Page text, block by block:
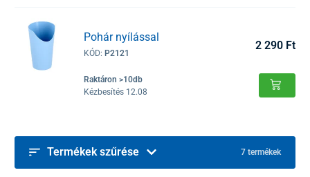
Pohár nyílással
KÓD: P2121
Raktáron >10db
Kézbesítés 12.08
2 290 Ft
Termékek szűrése 7 termékek